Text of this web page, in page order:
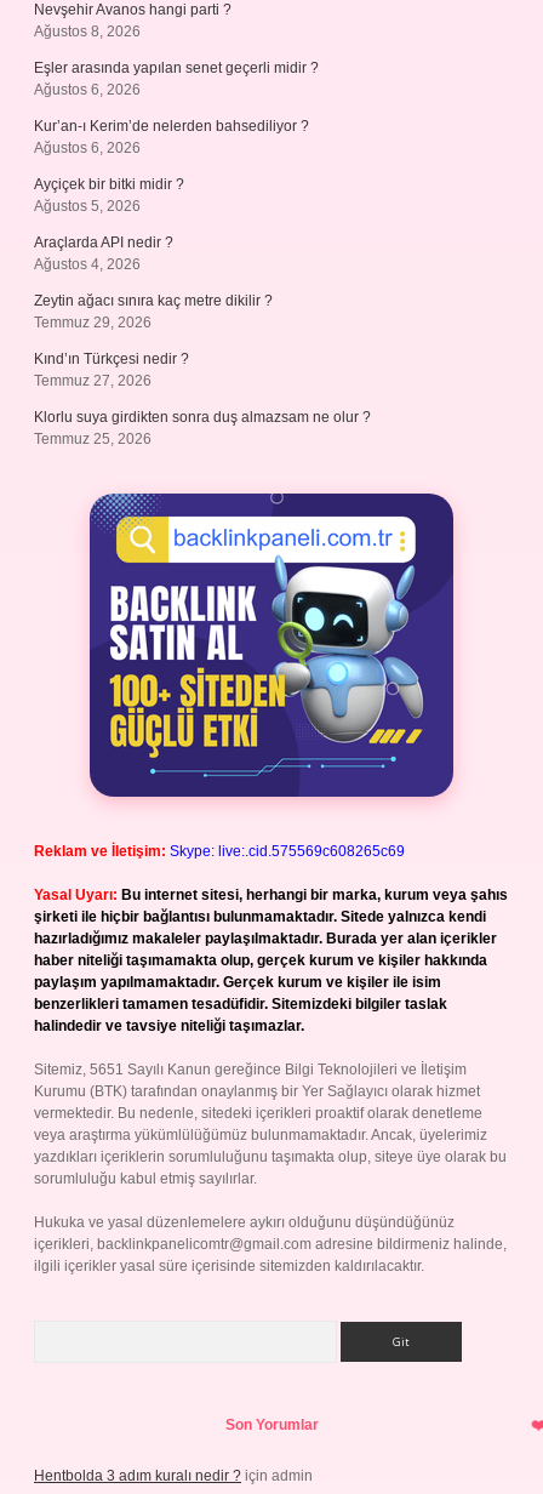
Nevşehir Avanos hangi parti ?
Ağustos 8, 2026
Eşler arasında yapılan senet geçerli midir ?
Ağustos 6, 2026
Kur’an-ı Kerim’de nelerden bahsediliyor ?
Ağustos 6, 2026
Ayçiçek bir bitki midir ?
Ağustos 5, 2026
Araçlarda API nedir ?
Ağustos 4, 2026
Zeytin ağacı sınıra kaç metre dikilir ?
Temmuz 29, 2026
Kınd’ın Türkçesi nedir ?
Temmuz 27, 2026
Klorlu suya girdikten sonra duş almazsam ne olur ?
Temmuz 25, 2026
Reklam ve İletişim: Skype: live:.cid.575569c608265c69
Yasal Uyarı: Bu internet sitesi, herhangi bir marka, kurum veya şahıs
şirketi ile hiçbir bağlantısı bulunmamaktadır. Sitede yalnızca kendi
hazırladığımız makaleler paylaşılmaktadır. Burada yer alan içerikler
haber niteliği taşımamakta olup, gerçek kurum ve kişiler hakkında
paylaşım yapılmamaktadır. Gerçek kurum ve kişiler ile isim
benzerlikleri tamamen tesadüfidir. Sitemizdeki bilgiler taslak
halindedir ve tavsiye niteliği taşımazlar.
Sitemiz, 5651 Sayılı Kanun gereğince Bilgi Teknolojileri ve İletişim
Kurumu (BTK) tarafından onaylanmış bir Yer Sağlayıcı olarak hizmet
vermektedir. Bu nedenle, sitedeki içerikleri proaktif olarak denetleme
veya araştırma yükümlülüğümüz bulunmamaktadır. Ancak, üyelerimiz
yazdıkları içeriklerin sorumluluğunu taşımakta olup, siteye üye olarak bu
sorumluluğu kabul etmiş sayılırlar.
Hukuka ve yasal düzenlemelere aykırı olduğunu düşündüğünüz
içerikleri, backlinkpanelicomtr@gmail.com adresine bildirmeniz halinde,
ilgili içerikler yasal süre içerisinde sitemizden kaldırılacaktır.
Son Yorumlar
Hentbolda 3 adım kuralı nedir ? için admin